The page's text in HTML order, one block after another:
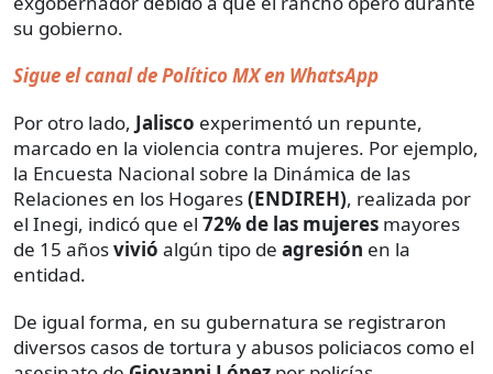
su gobierno.
Sigue el canal de Político MX en WhatsApp
Por otro lado, Jalisco experimentó un repunte,
marcado en la violencia contra mujeres. Por ejemplo,
la Encuesta Nacional sobre la Dinámica de las
Relaciones en los Hogares(ENDIREH), realizada por
el Inegi, indicó que el 72% de las mujeres mayores
de 15 añosvivió algún tipo de agresión en la
entidad.
De igual forma, en su gubernatura se registraron
diversos casos de tortura y abusos policiacos como el